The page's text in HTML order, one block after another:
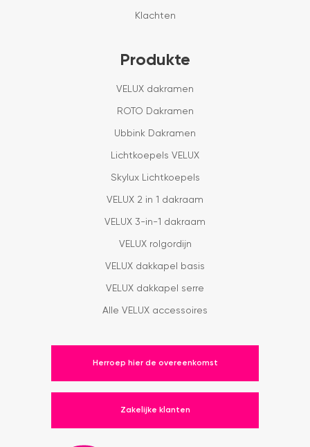
Klachten
Produkte
VELUX dakramen
ROTO Dakramen
Ubbink Dakramen
Lichtkoepels VELUX
Skylux Lichtkoepels
VELUX 2 in 1 dakraam
VELUX 3-in-1 dakraam
VELUX rolgordijn
VELUX dakkapel basis
VELUX dakkapel serre
Alle VELUX accessoires
Herroep hier de overeenkomst
Zakelijke klanten